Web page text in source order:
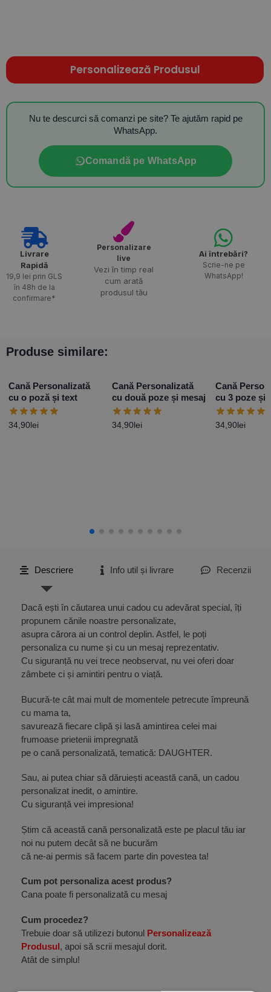
Personalizează Produsul
Nu te descurci să comanzi pe site? Te ajutăm rapid pe
WhatsApp.
Comandă pe WhatsApp
Livrare
Rapidă​
19,9 lei prin GLS
în 48h de la
confirmare*
Personalizare
live
Vezi în timp real
cum arată
produsul tău
Ai întrebări?
Scrie-ne pe
WhatsApp!
Produse similare:
Cană Personalizată
cu o poză și text
34,90lei
Cană Personalizată
cu două poze și mesaj
34,90lei
Cană
cu 3 poze și
Model 2
34,90lei
Descriere Info util și livrare Recenzii
Dacă ești în căutarea unui cadou cu adevărat special, îți
propunem cănile noastre personalizate,
asupra cărora ai un control deplin. Astfel, le poți
personaliza cu nume și cu un mesaj reprezentativ.
Cu siguranță nu vei trece neobservat, nu vei oferi doar
zâmbete ci și amintiri pentru o viață.
Bucură-te cât mai mult de momentele petrecute împreună
cu mama ta,
savurează fiecare clipă și lasă amintirea celei mai
frumoase prietenii impregnată
pe o cană personalizată, tematică: DAUGHTER.
Sau, ai putea chiar să dăruiești această cană, un cadou
personalizat inedit, o amintire.
Cu siguranță vei impresiona!
Știm că această cană personalizată este pe placul tău iar
noi nu putem decât să ne bucurăm
că ne-ai permis să facem parte din povestea ta!
Cum pot personaliza acest produs?
Cana poate fi personalizată cu mesaj
Cum procedez?
Trebuie doar să utilizezi butonul Personalizează
Produsul, apoi să scrii mesajul dorit.
Atât de simplu!